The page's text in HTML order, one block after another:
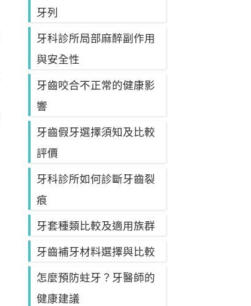
牙列
牙科診所局部麻醉副作用
與安全性
牙齒咬合不正常的健康影
響
牙齒假牙選擇須知及比較
評價
牙科診所如何診斷牙齒裂
痕
牙套種類比較及適用族群
牙齒補牙材料選擇與比較
怎麼預防蛀牙？牙醫師的
健康建議